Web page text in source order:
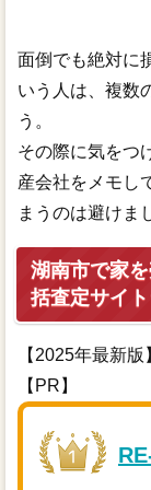
面倒でも絶対に
いう人は、複数
う。
その際に気をつ
産会社をメモし
まうのは避けま
湖南市で家
括査定サイ
【2025年最新版
【PR】